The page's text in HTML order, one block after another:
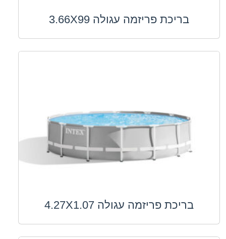
בריכת פריזמה עגולה 3.66X99
בריכת פריזמה עגולה 4.27X1.07